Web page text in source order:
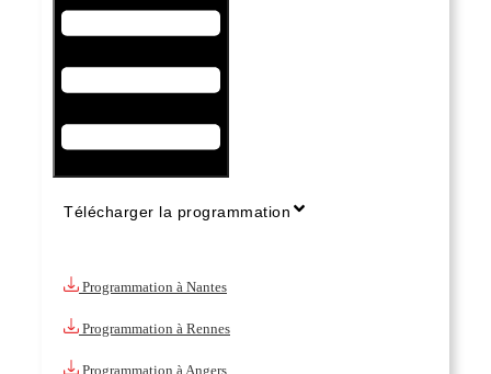
Télécharger la programmation
Programmation à Nantes
Programmation à Rennes
Programmation à Angers